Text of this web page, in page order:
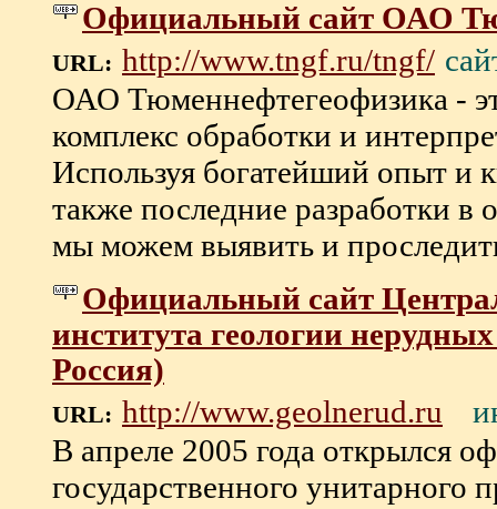
Официальный сайт ОАО
URL: http://www.tngf.ru/tngf/
ОАО Тюменнефтегеофизика -
комплекс обработки и
Используя богатейший опыт и
также последние разработки в
мы можем выявить и
Официальный сайт
института геологии
Россия)
URL: http://www.geolnerud.ru
В апреле 2005 года открылся
государственного